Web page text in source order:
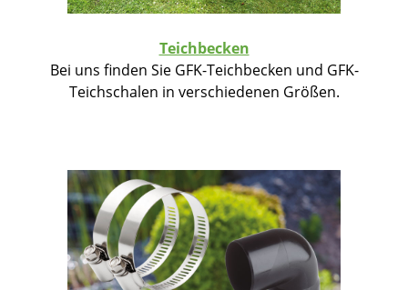
Teichbecken
Bei uns finden Sie GFK-Teichbecken und GFK-
Teichschalen in verschiedenen Größen.